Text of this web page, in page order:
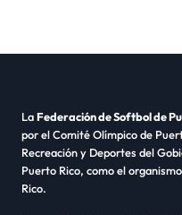
LaFederación de Softbol de
por el Comité Olímpico de
Recreación y Deportes del
Puerto Rico, como el
Rico.